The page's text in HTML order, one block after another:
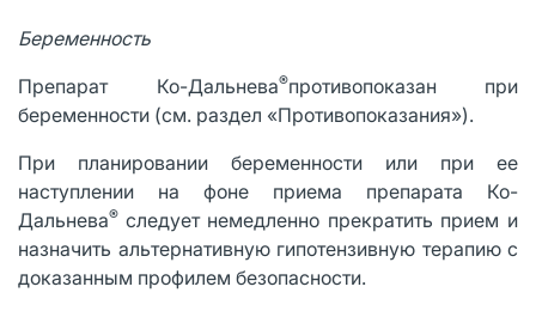
Беременность
Препарат Ко-Дальнева®противопоказан при
беременности (см. раздел «Противопоказания»).
При планировании беременности или при ее
наступлении на фоне приема препарата Ко-
Дальнева® следует немедленно прекратить прием и
назначить альтернативную гипотензивную терапию с
доказанным профилем безопасности.